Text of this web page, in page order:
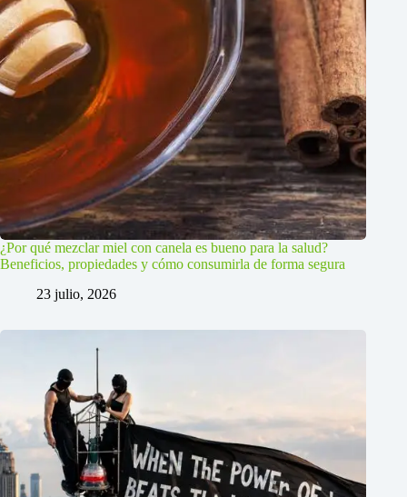
¿Por qué mezclar miel con canela es bueno para la salud?
Beneficios, propiedades y cómo consumirla de forma segura
23 julio, 2026